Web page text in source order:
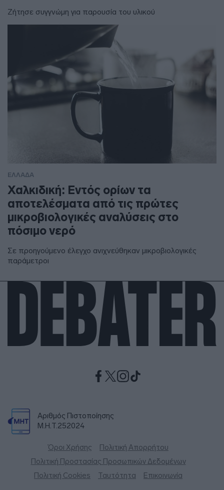
Ζήτησε συγγνώμη για παρουσία του υλικού
ΕΛΛΑΔΑ
Χαλκιδική: Εντός ορίων τα
αποτελέσματα από τις πρώτες
μικροβιολογικές αναλύσεις στο
πόσιμο νερό
Σε προηγούμενο έλεγχο ανιχνεύθηκαν μικροβιολογικές
παράμετροι
Αριθμός Πιστοποίησης
Μ.Η.Τ.252024
Όροι Χρήσης
Πολιτική Απορρήτου
Πολιτική Προστασίας Προσωπικών Δεδομένων
Πολιτική Cookies
Ταυτότητα Επικοινωνία